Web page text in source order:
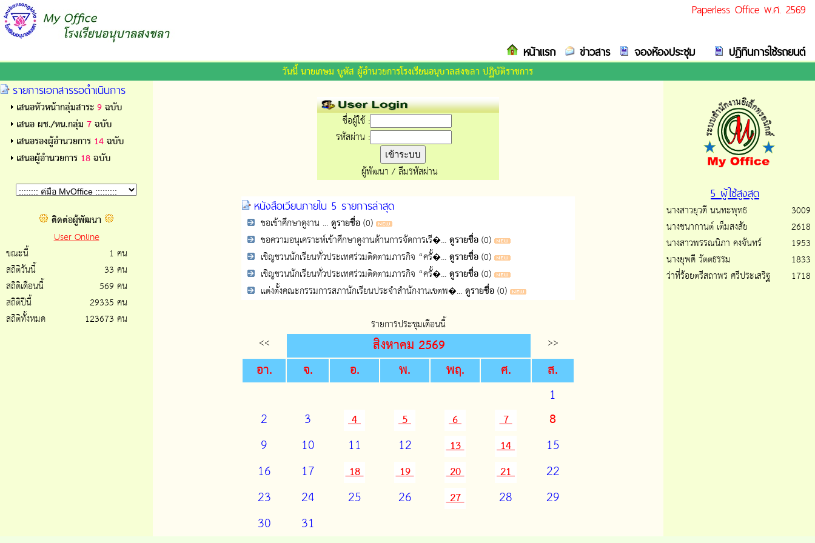
Paperless Office พ.ศ. 2569
หน้าแรก ข่าวสาร จองห้องประชุม ปฏิทินการใช้รถยนต์
วันนี้ นายเกษม บูหัส ผู้อำนวยการโรงเรียนอนุบาลสงขลา ปฏิบัติราชการ
รายการเอกสารรอดำเนินการ
เสนอหัวหน้ากลุ่มสาระ9ฉบับ
เสนอ ผช./หน.กลุ่ม 7ฉบับ
เสนอรองผู้อำนวยการ 14ฉบับ
เสนอผู้อำนวยการ 18ฉบับ
ติดต่อผู้พัฒนา
User Online
ขณะนี้
1 คน
สถิติวันนี้
33 คน
สถิติเดือนนี้
569 คน
สถิติปีนี้
29335 คน
สถิติทั้งหมด
123673 คน
ชื่อผู้ใช้ :
รหัสผ่าน :
ผู้พัฒนา/ลืมรหัสผ่าน
หนังสือเวียนภายใน 5 รายการล่าสุด
ขอเข้าศึกษาดูงาน ...ดูรายชื่อ(0)
ขอความอนุเคราะห์เข้าศึกษาดูงานด้านการจัดการเรี�...ดูรายชื่อ(0)
เชิญชวนนักเรียนทั่วประเทศร่วมติดตามภารกิจ “ครั้�...ดูรายชื่อ(0)
เชิญชวนนักเรียนทั่วประเทศร่วมติดตามภารกิจ “ครั้�...ดูรายชื่อ(0)
แต่งตั้งคณะกรรมการสภานักเรียนประจำสำนักงานเขตพ�...ดูรายชื่อ(0)
รายการประชุมเดือนนี้
<<
สิงหาคม 2569 >>
อา. จ. อ. พ. พฤ. ศ. ส.
1
2
3 4 5 6 7 8
9 10 11 12 13 14
15
16
17 18 19 20 21
22
23
24 25 26 27 28
29
30
31
5 ผู้ใช้สูงสุด
นางสาวยุวดี นนทะพุทธ
3009
นางชนากานต์ เต็มสงสัย
2618
นางสาวพรรณนิภา คงจันทร์
1953
นางยุพดี วัตตธรรม
1833
ว่าที่ร้อยตรีสถาพร ศรีประเสริฐ
1718